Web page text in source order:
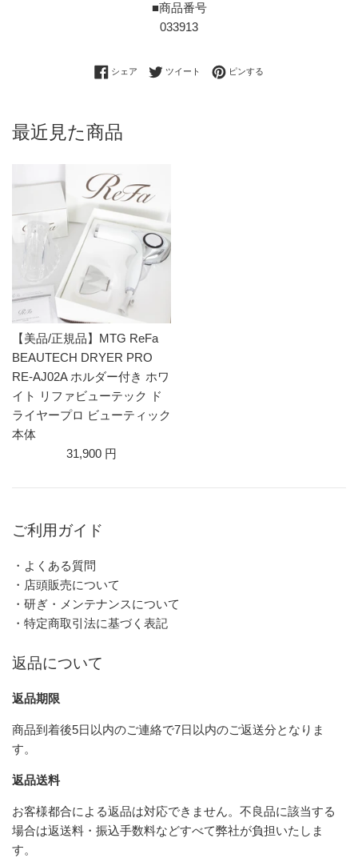
■商品番号
033913
シェア Facebookでシェアする
ツイート Twitterに投稿する
ピンする
最近見た商品
【美品/正規品】MTG ReFa
BEAUTECH DRYER PRO
RE-AJ02A ホルダー付き ホワ
イト リファビューテック ド
ライヤープロ ビューティック
本体
31,900 円
ご利用ガイド
・よくある質問
・店頭販売について
・研ぎ・メンテナンスについて
・特定商取引法に基づく表記
返品について
返品期限
商品到着後5日以内のご連絡で7日以内のご返送分となりま
す。
返品送料
お客様都合による返品は対応できません。不良品に該当する
場合は返送料・振込手数料などすべて弊社が負担いたしま
す。